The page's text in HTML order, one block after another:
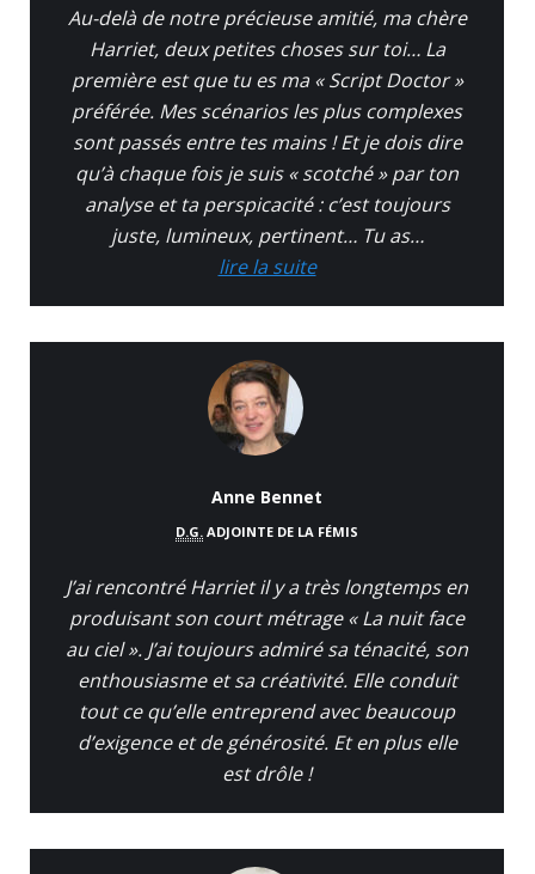
Au-delà de notre précieuse amitié, ma chère
Harriet, deux petites choses sur toi… La
première est que tu es ma « Script Doctor »
préférée. Mes scénarios les plus complexes
sont passés entre tes mains ! Et je dois dire
qu’à chaque fois je suis « scotché » par ton
analyse et ta perspicacité : c’est toujours
juste, lumineux, pertinent… Tu as…
lire la suite
Anne Bennet
D.G. ADJOINTE DE LA FÉMIS
J’ai rencontré Harriet il y a très longtemps en
produisant son court métrage « La nuit face
au ciel ». J’ai toujours admiré sa ténacité, son
enthousiasme et sa créativité. Elle conduit
tout ce qu’elle entreprend avec beaucoup
d’exigence et de générosité. Et en plus elle
est drôle !